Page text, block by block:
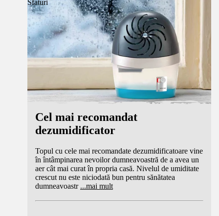
Sfaturi
Cel mai recomandat
dezumidificator
Topul cu cele mai recomandate dezumidificatoare vine
în întâmpinarea nevoilor dumneavoastră de a avea un
aer cât mai curat în propria casă. Nivelul de umiditate
crescut nu este niciodată bun pentru sănătatea
dumneavoastr ...mai mult